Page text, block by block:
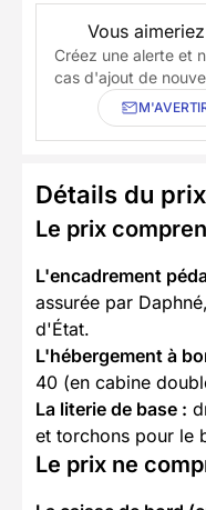
Vous
Créez une alerte et
cas d'ajout de
Détails du prix
Le prix
L'encadrement
assurée par
d'État.
L'hébergement à
40 (en cabine
La literie de base :
et torchons pour le
Le prix ne